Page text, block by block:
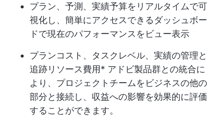
プラン、予測、実績予算をリアルタイムで可
視化し、簡単にアクセスできるダッシュボー
ドで現在のパフォーマンスをビュー表示
プランコスト、タスクレベル、実績の管理と
追跡リソース費用* アドビ製品群との統合に
より、プロジェクトチームをビジネスの他の
部分と接続し、収益への影響を効果的に評価
することができます。